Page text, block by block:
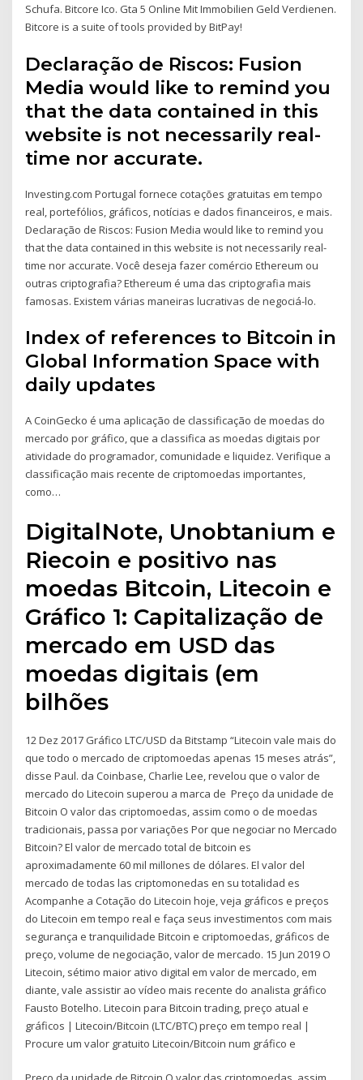
Schufa. Bitcore Ico. Gta 5 Online Mit Immobilien Geld Verdienen.
Bitcore is a suite of tools provided by BitPay!
Declaração de Riscos: Fusion
Media would like to remind you
that the data contained in this
website is not necessarily real-
time nor accurate.
Investing.com Portugal fornece cotações gratuitas em tempo
real, portefólios, gráficos, notícias e dados financeiros, e mais.
Declaração de Riscos: Fusion Media would like to remind you
that the data contained in this website is not necessarily real-
time nor accurate. Você deseja fazer comércio Ethereum ou
outras criptografia? Ethereum é uma das criptografia mais
famosas. Existem várias maneiras lucrativas de negociá-lo.
Index of references to Bitcoin in
Global Information Space with
daily updates
A CoinGecko é uma aplicação de classificação de moedas do
mercado por gráfico, que a classifica as moedas digitais por
atividade do programador, comunidade e liquidez. Verifique a
classificação mais recente de criptomoedas importantes,
como…
DigitalNote, Unobtanium e
Riecoin e positivo nas
moedas Bitcoin, Litecoin e
Gráfico 1: Capitalização de
mercado em USD das
moedas digitais (em
bilhões
12 Dez 2017 Gráfico LTC/USD da Bitstamp “Litecoin vale mais do
que todo o mercado de criptomoedas apenas 15 meses atrás”,
disse Paul. da Coinbase, Charlie Lee, revelou que o valor de
mercado do Litecoin superou a marca de Preço da unidade de
Bitcoin O valor das criptomoedas, assim como o de moedas
tradicionais, passa por variações Por que negociar no Mercado
Bitcoin? El valor de mercado total de bitcoin es
aproximadamente 60 mil millones de dólares. El valor del
mercado de todas las criptomonedas en su totalidad es
Acompanhe a Cotação do Litecoin hoje, veja gráficos e preços
do Litecoin em tempo real e faça seus investimentos com mais
segurança e tranquilidade Bitcoin e criptomoedas, gráficos de
preço, volume de negociação, valor de mercado. 15 Jun 2019 O
Litecoin, sétimo maior ativo digital em valor de mercado, em
diante, vale assistir ao vídeo mais recente do analista gráfico
Fausto Botelho. Litecoin para Bitcoin trading, preço atual e
gráficos | Litecoin/Bitcoin (LTC/BTC) preço em tempo real |
Procure um valor gratuito Litecoin/Bitcoin num gráfico e